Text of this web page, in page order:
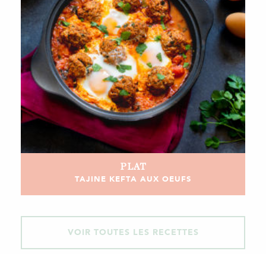
PLAT
TAJINE KEFTA AUX OEUFS
VOIR TOUTES LES RECETTES